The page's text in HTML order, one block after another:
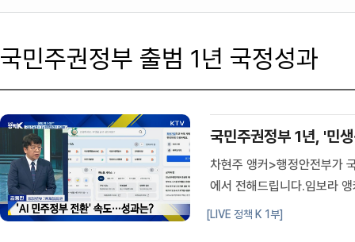
국민주권정부 출범 1년 국정성과
국민주권정부 1년, '민
차현주 앵커>행정안전부가
에서 전해드립니다.임보라
을 추진한 행정안전부가 주
[LIVE 정책 K 1부]
검색 조건
검색어 입력
검색